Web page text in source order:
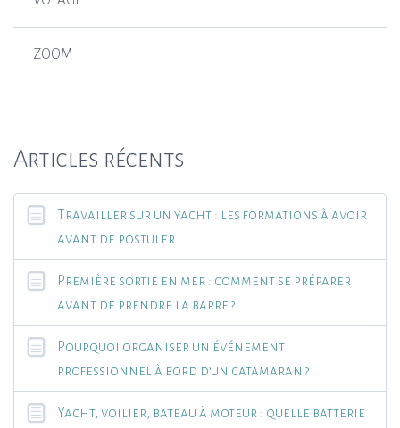
ZOOM
Articles récents
Travailler sur un yacht : les formations à avoir
avant de postuler
Première sortie en mer : comment se préparer
avant de prendre la barre ?
Pourquoi organiser un événement
professionnel à bord d’un catamaran ?
Yacht, voilier, bateau à moteur : quelle batterie